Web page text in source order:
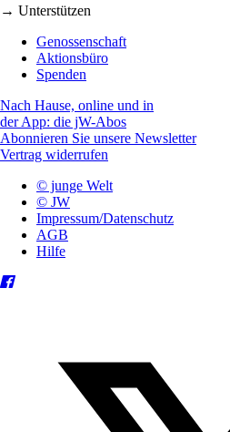
→ Unterstützen
Genossenschaft
Aktionsbüro
Spenden
Nach Hause, online und in
der App: die jW-Abos
Abonnieren Sie unsere Newsletter
Vertrag widerrufen
© junge Welt
© JW
Impressum/Datenschutz
AGB
Hilfe